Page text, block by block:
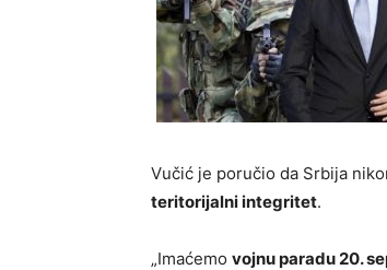
Vučić je poručio da Srbija
teritorijalni integritet.
„Imaćemo vojnu paradu 20.